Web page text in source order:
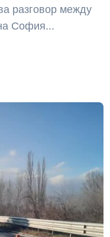
разговор между
София...